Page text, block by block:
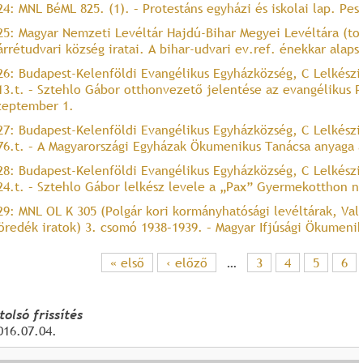
MNL BéML 825. (1). – Protestáns egyházi és iskolai lap.
Magyar Nemzeti Levéltár Hajdú-Bihar Megyei Levéltára
község iratai. A bihar-udvari ev.ref. énekkar
Budapest-Kelenföldi Evangélikus Egyházközség, C
– Sztehlo Gábor otthonvezető jelentése az
1.
Budapest-Kelenföldi Evangélikus Egyházközség, C
– A Magyarországi Egyházak Ökumenikus Tanácsa
Budapest-Kelenföldi Evangélikus Egyházközség, C
– Sztehlo Gábor lelkész levele a „Pax” Gyermekotthon
MNL OL K 305 (Polgár kori kormányhatósági levéltárak,
iratok) 3. csomó 1938–1939. – Magyar Ifjúsági
« első ‹ előző … 3 4 5 6
frissítés